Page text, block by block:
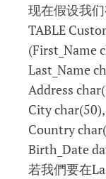
现在假设我
TABLE
(First_Name
Last_Name
Address
City char(50),
Country
Birth_Date
若我們要在